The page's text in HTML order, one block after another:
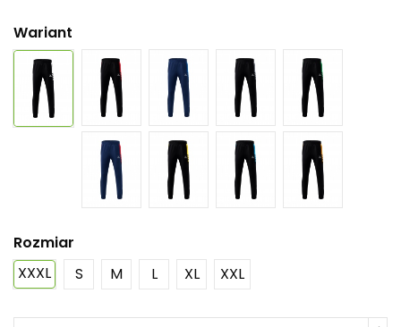
Wariant
Rozmiar
XXXL
S M L XL XXL